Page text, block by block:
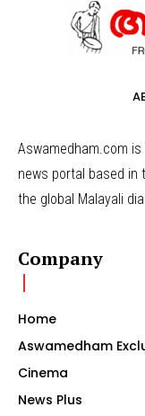
Aswamedham.com
news portal based in
the global Malayali
Company
Home
Aswamedham
Cinema
News Plus